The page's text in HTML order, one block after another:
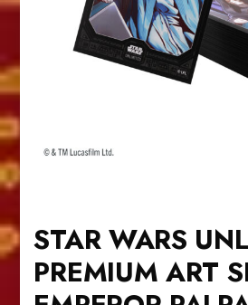
STAR WARS
PREMIUM ART